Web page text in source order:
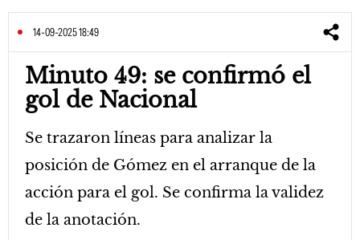
14-09-2025 18:49
Minuto 49: se confirmó el
gol de Nacional
Se trazaron líneas para analizar la
posición de Gómez en el arranque de la
acción para el gol. Se confirma la validez
de la anotación.